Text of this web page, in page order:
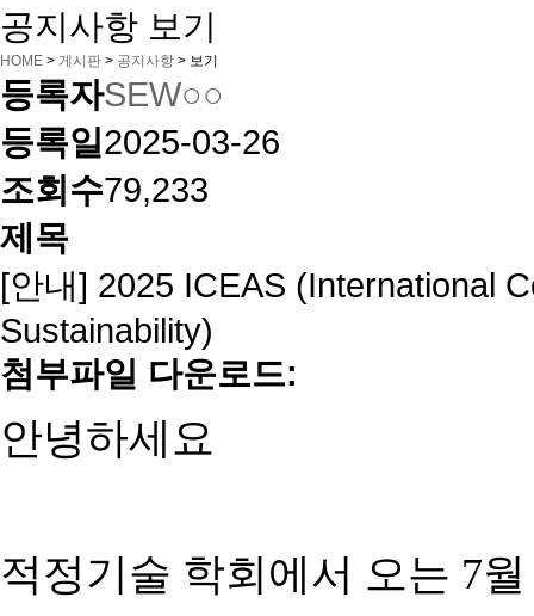
공지사항 보기
HOME > 게시판 > 공지사항 > 보기
등록자SEW○○
등록일2025-03-26
조회수79,233
제목
[안내] 2025 ICEAS (International
Sustainability)
첨부파일 다운로드:
안녕하세요
적정기술 학회에서 오는 7